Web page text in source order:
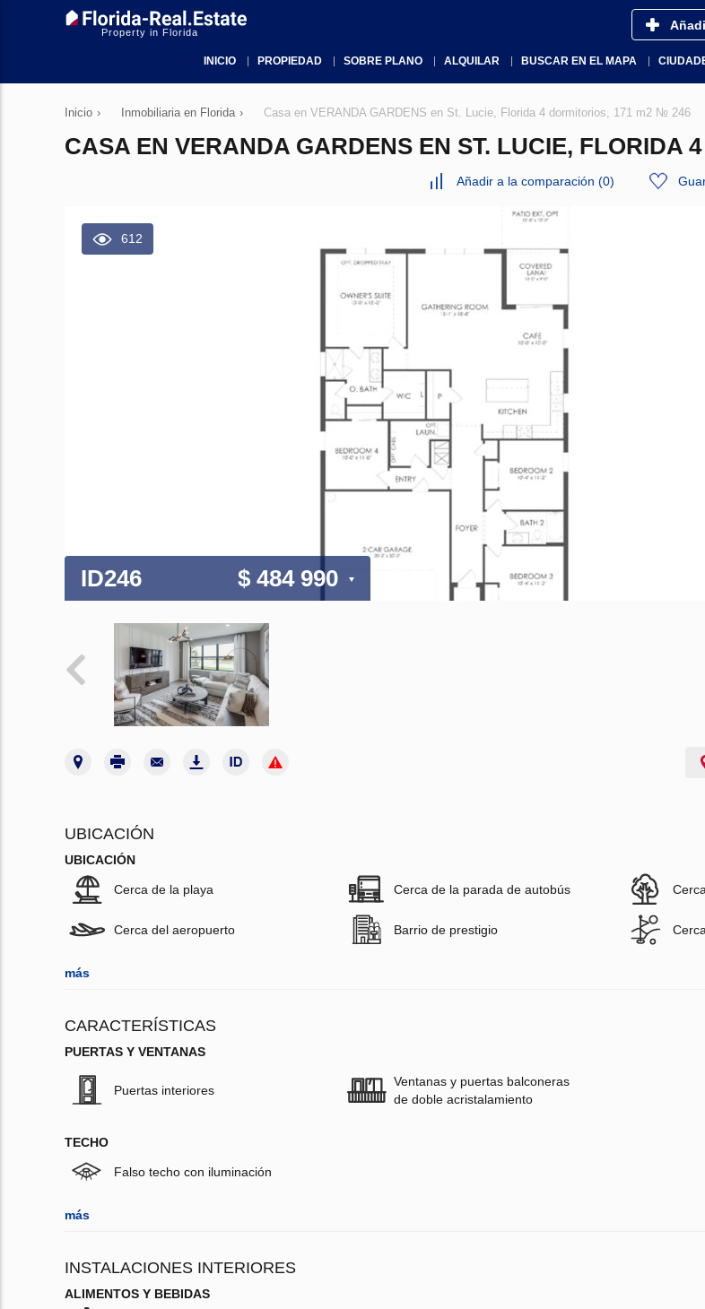
Property in Florida
INICIO PROPIEDAD SOBRE PLANO ALQUILAR BUSCAR EN EL MAPA
Inicio › Inmobiliaria en Florida › Casa en VERANDA GARDENS en St. Lucie, Florida 4 dormitorios, 171 m2 № 246
CASA EN VERANDA GARDENS EN ST. LUCIE, FLORIDA
Añadir a la comparación (0)
612
ID246 $ 484 990
UBICACIÓN
UBICACIÓN
Cerca de la playa Cerca de la parada de autobús
Cerca del aeropuerto Barrio de prestigio
más
CARACTERÍSTICAS
PUERTAS Y VENTANAS
Puertas interiores
Ventanas y puertas balconeras
de doble acristalamiento
TECHO
Falso techo con iluminación
más
INSTALACIONES INTERIORES
ALIMENTOS Y BEBIDAS